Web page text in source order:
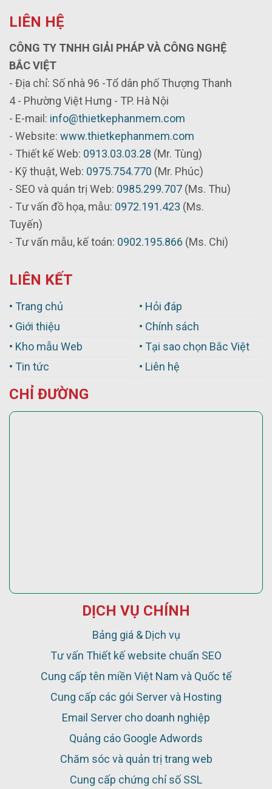
LIÊN HỆ
CÔNG TY TNHH GIẢI PHÁP VÀ CÔNG NGHỆ
BẮC VIỆT
- Địa chỉ: Số nhà 96 -Tổ dân phố Thượng Thanh
4 - Phường Việt Hưng - TP. Hà Nội
- E-mail: info@thietkephanmem.com
- Website: www.thietkephanmem.com
- Thiết kế Web: 0913.03.03.28 (Mr. Tùng)
- Kỹ thuật, Web: 0975.754.770 (Mr. Phúc)
- SEO và quản trị Web: 0985.299.707 (Ms. Thu)
- Tư vấn đồ họa, mẫu: 0972.191.423 (Ms.
Tuyến)
- Tư vấn mẫu, kế toán: 0902.195.866 (Ms. Chi)
LIÊN KẾT
• Trang chủ
• Giới thiệu
• Kho mẫu Web
• Tin tức
• Hỏi đáp
• Chính sách
• Tại sao chọn Bắc Việt
• Liên hệ
CHỈ ĐƯỜNG
DỊCH VỤ CHÍNH
Bảng giá & Dịch vụ
Tư vấn Thiết kế website chuẩn SEO
Cung cấp tên miền Việt Nam và Quốc tế
Cung cấp các gói Server và Hosting
Email Server cho doanh nghiệp
Quảng cáo Google Adwords
Chăm sóc và quản trị trang web
Cung cấp chứng chỉ số SSL